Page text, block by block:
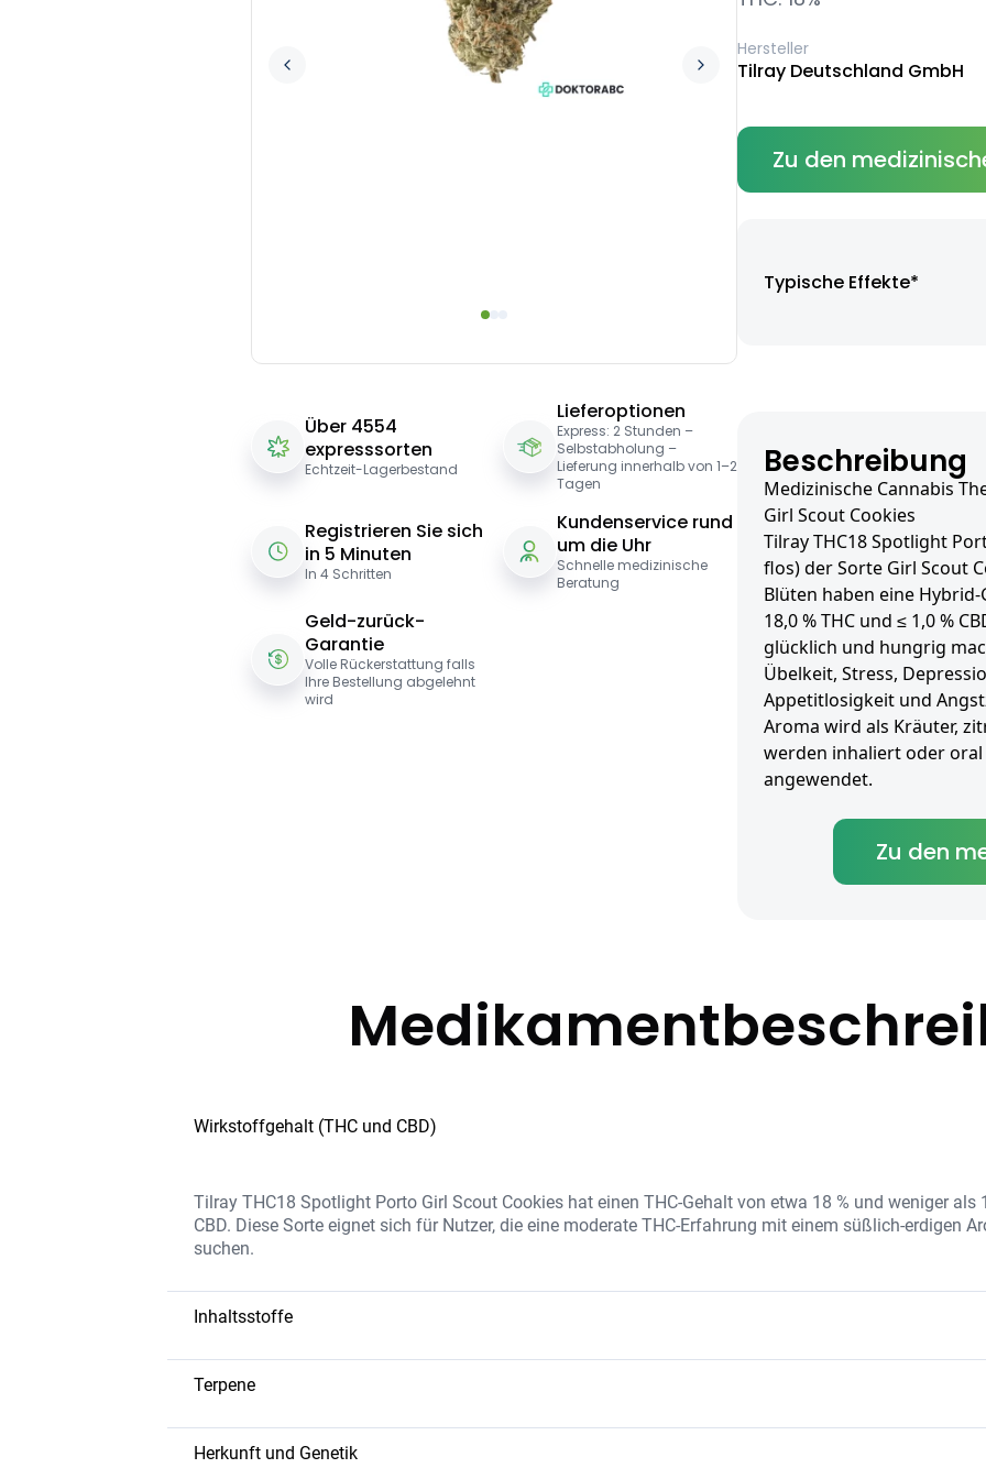
Über 4554
expresssorten
Echtzeit-Lagerbestand
Lieferoptionen
Express: 2 Stunden –
Selbstabholung –
Lieferung innerhalb von 1–2
Tagen
Registrieren Sie sich
in 5 Minuten
In 4 Schritten
Kundenservice rund
um die Uhr
Schnelle medizinische
Beratung
Geld-zurück-
Garantie
Volle Rückerstattung falls
Ihre Bestellung abgelehnt
wird
Hersteller
Tilray Deutschland GmbH
Zu den
Typische Effekte*
Beschreibung
Medizinische Cannabis
Girl Scout Cookies
Tilray THC18 Spotlight
flos) der Sorte Girl Scout
Blüten haben eine
18,0 % THC und ≤ 1,0 %
glücklich und hungrig
Übelkeit, Stress,
Appetitlosigkeit und
Aroma wird als Kräuter,
werden inhaliert oder oral
angewendet.
Zu den
Wirkstoffgehalt (THC und CBD)
Tilray THC18 Spotlight Porto Girl Scout Cookies hat einen THC-Gehalt von etwa 18 % und weniger als
CBD. Diese Sorte eignet sich für Nutzer, die eine moderate THC-Erfahrung mit einem süßlich-erdigen
suchen.
Inhaltsstoffe
Die Sorte enthält eine moderate THC-Konzentration sowie eine natürliche Mischung aus Terpenen, die
süße Aroma und die vielseitigen Effekte unterstützen. Porto Girl Scout Cookies wird ohne Zusatzstoffe
Terpene
Caryophyllen– Würzig und erdig; entzündungshemmend
Limonen– Zitrusartig; hebt die Stimmung
Herkunft und Genetik